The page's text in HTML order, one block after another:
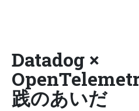
Datadog ×
践のあいだ